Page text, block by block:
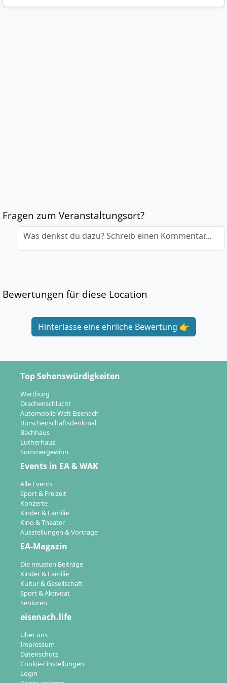
Fragen zum Veranstaltungsort?
Was denkst du dazu? Schreib einen Kommentar...
Bewertungen für diese Location
Hinterlasse eine ehrliche Bewertung 👉
Top Sehenswürdigkeiten
Wartburg
Drachenschlucht
Automobile Welt Eisenach
Burschenschaftsdenkmal
Bachhaus
Lutherhaus
Sommergewinn
Events in EA & WAK
Alle Events
Sport & Freizeit
Konzerte
Kinder & Familie
Kino & Theater
Ausstellungen & Vorträge
EA-Magazin
Die neusten Beiträge
Kinder & Familie
Kultur & Gesellschaft
Sport & Aktivität
Senioren
eisenach.life
Über uns
Impressum
Datenschutz
Cookie-Einstellungen
Login